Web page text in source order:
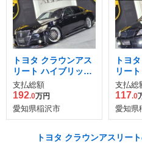
トヨタ クラウンアス
リート ハイブリッド
2.5 S
支払総額
192.0万円
愛知県稲沢市
トヨ
リー
ージ
支払総
117.0
愛知県
トヨタ クラウンアスリー